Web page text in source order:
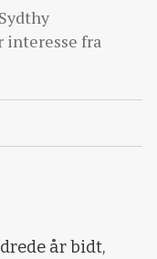
interesse fra
år bidt,